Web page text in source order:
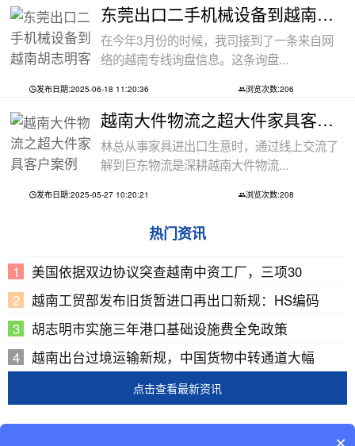
东莞出口二手机械设备到越南胡志明客户
在今年3月份的时候，我司接到了一条来自网
络的越南专线询盘信息。这条询盘...
发布日期:2025-06-18 11:20:36 浏览次数:206
越南大件物流之超大件家具客户案例
林总从事家具进出口生意时，通过线上交流了
解到巨东物流是深耕越南大件物流...
发布日期:2025-05-27 10:20:21 浏览次数:208
热门资讯
美国依据双边协议突查越南中资工厂，三项30
越南工贸部发布旧货暂进口再出口新规：HS编码
胡志明市实施三年港口基础设施费全免政策
越南出台过境运输新规，中国货物中转通道大幅
点击查看最新资讯